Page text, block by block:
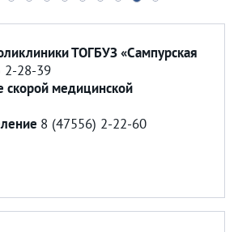
ТОГБУЗ «Сампурская
2-28-39
скорой медицинской
8 (47556) 2-22-60